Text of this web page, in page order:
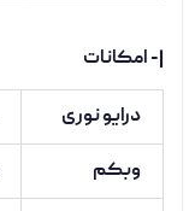
|- امکانات
درایو نوری
وبکم